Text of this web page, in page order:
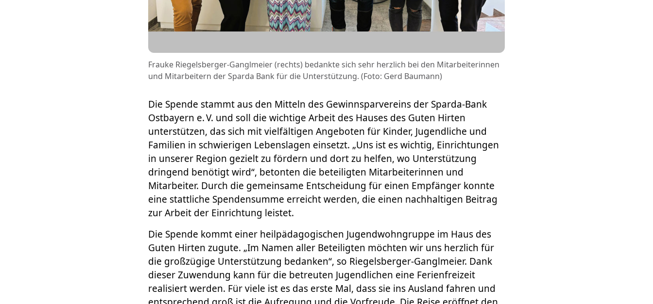
Frauke Riegelsberger-Ganglmeier (rechts) bedankte sich sehr herzlich bei den Mitarbeiterinnen
und Mitarbeitern der Sparda Bank für die Unterstützung. (Foto: Gerd Baumann)
Die Spende stammt aus den Mitteln des Gewinnsparvereins der Sparda-Bank
Ostbayern e. V. und soll die wichtige Arbeit des Hauses des Guten Hirten
unterstützen, das sich mit vielfältigen Angeboten für Kinder, Jugendliche und
Familien in schwierigen Lebenslagen einsetzt. „Uns ist es wichtig, Einrichtungen
in unserer Region gezielt zu fördern und dort zu helfen, wo Unterstützung
dringend benötigt wird“, betonten die beteiligten Mitarbeiterinnen und
Mitarbeiter. Durch die gemeinsame Entscheidung für einen Empfänger konnte
eine stattliche Spendensumme erreicht werden, die einen nachhaltigen Beitrag
zur Arbeit der Einrichtung leistet.
Die Spende kommt einer heilpädagogischen Jugendwohngruppe im Haus des
Guten Hirten zugute. „Im Namen aller Beteiligten möchten wir uns herzlich für
die großzügige Unterstützung bedanken“, so Riegelsberger-Ganglmeier. Dank
dieser Zuwendung kann für die betreuten Jugendlichen eine Ferienfreizeit
realisiert werden. Für viele ist es das erste Mal, dass sie ins Ausland fahren und